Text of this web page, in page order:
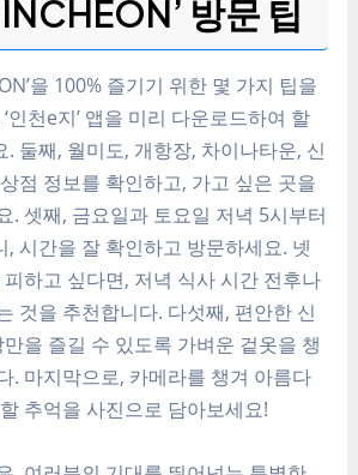
방문 팁
을 100% 즐기기 위한 몇 가지 팁을
인천e지’ 앱을 미리 다운로드하여 할
. 둘째, 월미도, 개항장, 차이나타운, 신
점 정보를 확인하고, 가고 싶은 곳을
. 셋째, 금요일과 토요일 저녁 5시부터
, 시간을 잘 확인하고 방문하세요. 넷
하고 싶다면, 저녁 식사 시간 전후나
것을 추천합니다. 다섯째, 편안한 신
을 즐길 수 있도록 가벼운 겉옷을 챙
. 마지막으로, 카메라를 챙겨 아름다
추억을 사진으로 담아보세요!